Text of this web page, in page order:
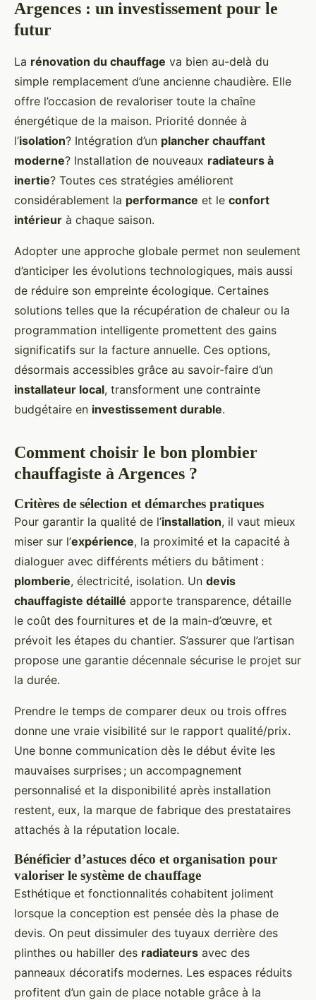
Argences : un investissement pour le
futur
La rénovation du chauffage va bien au-delà du
simple remplacement d’une ancienne chaudière. Elle
offre l’occasion de revaloriser toute la chaîne
énergétique de la maison. Priorité donnée à
l’isolation? Intégration d’un plancher chauffant
moderne? Installation de nouveaux radiateurs à
inertie? Toutes ces stratégies améliorent
considérablement la performance et le confort
intérieur à chaque saison.
Adopter une approche globale permet non seulement
d’anticiper les évolutions technologiques, mais aussi
de réduire son empreinte écologique. Certaines
solutions telles que la récupération de chaleur ou la
programmation intelligente promettent des gains
significatifs sur la facture annuelle. Ces options,
désormais accessibles grâce au savoir-faire d’un
installateur local, transforment une contrainte
budgétaire en investissement durable.
Comment choisir le bon plombier
chauffagiste à Argences ?
Critères de sélection et démarches pratiques
Pour garantir la qualité de l’installation, il vaut mieux
miser sur l’expérience, la proximité et la capacité à
dialoguer avec différents métiers du bâtiment :
plomberie, électricité, isolation. Un devis
chauffagiste détaillé apporte transparence, détaille
le coût des fournitures et de la main-d’œuvre, et
prévoit les étapes du chantier. S’assurer que l’artisan
propose une garantie décennale sécurise le projet sur
la durée.
Prendre le temps de comparer deux ou trois offres
donne une vraie visibilité sur le rapport qualité/prix.
Une bonne communication dès le début évite les
mauvaises surprises ; un accompagnement
personnalisé et la disponibilité après installation
restent, eux, la marque de fabrique des prestataires
attachés à la réputation locale.
Bénéficier d’astuces déco et organisation pour
valoriser le système de chauffage
Esthétique et fonctionnalités cohabitent joliment
lorsque la conception est pensée dès la phase de
devis. On peut dissimuler des tuyaux derrière des
plinthes ou habiller des radiateurs avec des
panneaux décoratifs modernes. Les espaces réduits
profitent d’un gain de place notable grâce à la